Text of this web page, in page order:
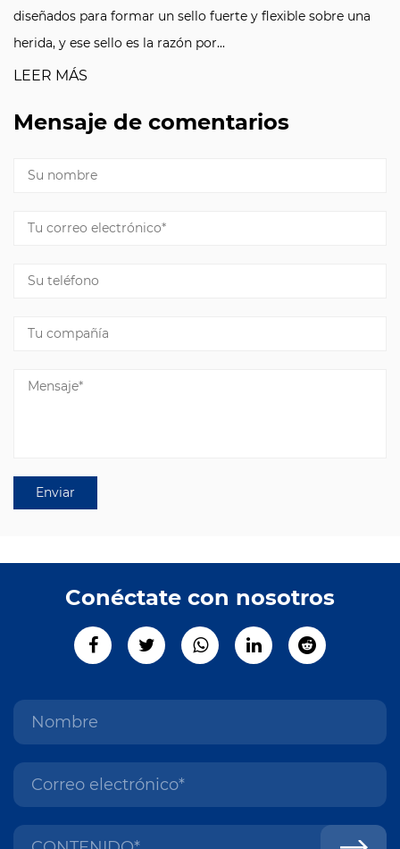
diseñados para formar un sello fuerte y flexible sobre una
herida, y ese sello es la razón por...
LEER MÁS
Mensaje de comentarios
Conéctate con nosotros